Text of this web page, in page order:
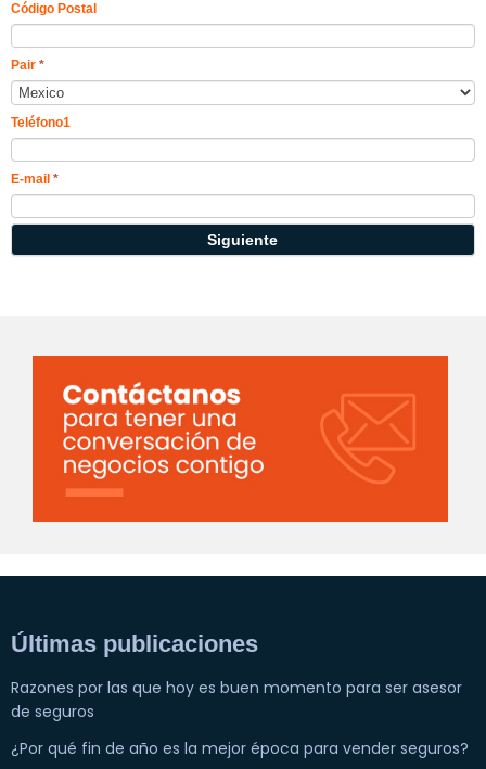
Código Postal
Pair *
Teléfono1
E-mail *
Últimas publicaciones
Razones por las que hoy es buen momento para ser asesor
de seguros
¿Por qué fin de año es la mejor época para vender seguros?